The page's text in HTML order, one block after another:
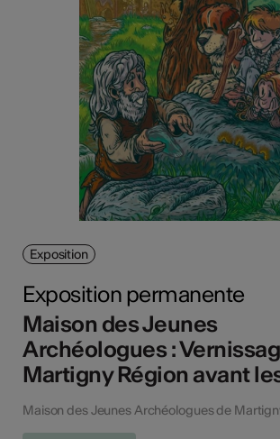
Exposition
Exposition permanente
Maison des Jeunes
Archéologues :
Martigny Région avant
Maison des Jeunes Archéologues de